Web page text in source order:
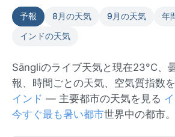
予報 8月の天気 9月の天気
年
インドの天気
Sāngliのライブ天気と現在23°C、
報、時間ごとの天気、空気質指数
インド — 主要都市の天気を見る
今すぐ最も暑い都市世界中の都市。